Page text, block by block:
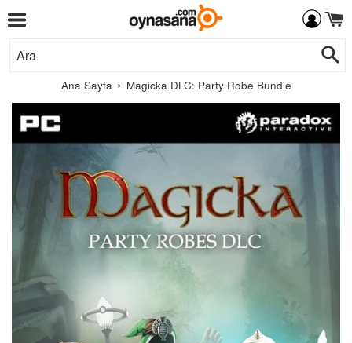
Menü
Ana Sayfa › Magicka DLC: Party Robe Bundle
Interactive
AB